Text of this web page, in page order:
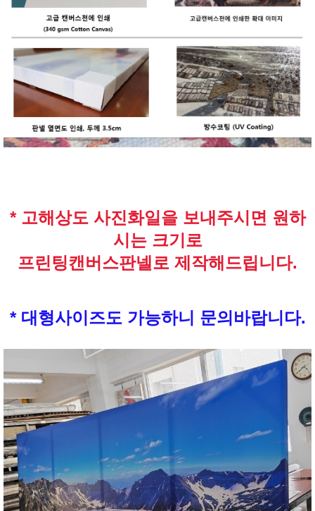
* 고해상도 사진화일을 보내주시면 원하
시는 크기로
프린팅캔버스판넬로 제작해드립니다.
* 대형사이즈도 가능하니 문의바랍니다.